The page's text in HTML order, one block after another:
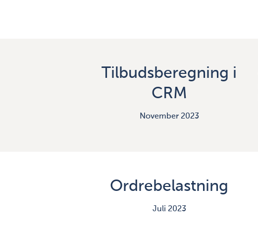
Tilbudsberegning i
CRM
November 2023
Ordrebelastning
Juli 2023